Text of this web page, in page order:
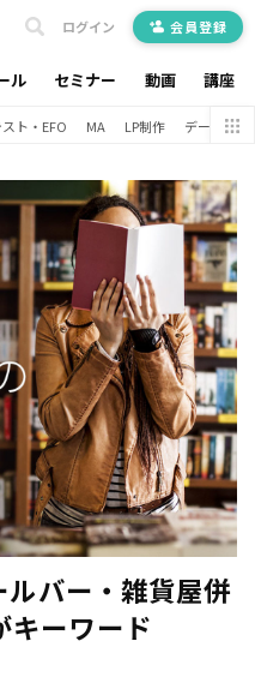
ル セミナー 動画 講座
ログイン 会員登録
ト・EFO MA LP制作 データ分析
バー・雑貨屋併
キーワード